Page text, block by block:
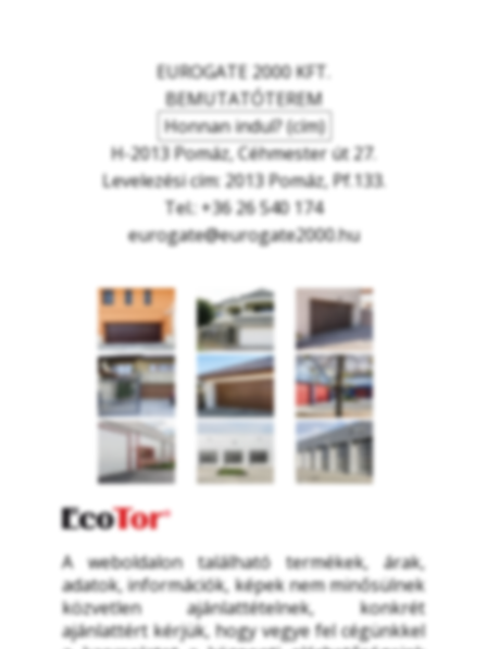
EUROGATE 2000 KFT.
BEMUTATÓTEREM
Honnan indul? (cím)
H-2013 Pomáz, Céhmester út 27.
Levelezési cím: 2013 Pomáz, Pf.133.
Tel.: +36 26 540 174
eurogate@eurogate2000.hu
A weboldalon található termékek, árak,
adatok, információk, képek nem minősülnek
közvetlen ajánlattételnek, konkrét
ajánlattért kérjük, hogy vegye fel cégünkkel